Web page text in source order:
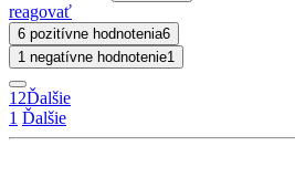
reagovať
6 pozitívne hodnotenia6
1 negatívne hodnotenie1
1 2Ďalšie
1 Ďalšie